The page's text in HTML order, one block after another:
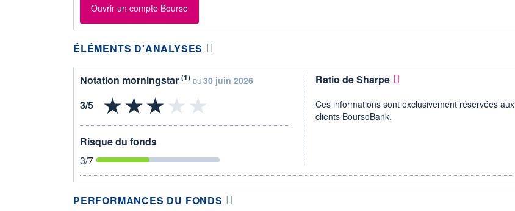
Ouvrir un compte Bourse
ÉLÉMENTS D'ANALYSES
Notation morningstar (1) DU 30 juin 2026
Risque du fonds
3/7
Ratio de Sharpe
Ces informations sont exclusivement réservées aux
clients BoursoBank.
PERFORMANCES DU FONDS